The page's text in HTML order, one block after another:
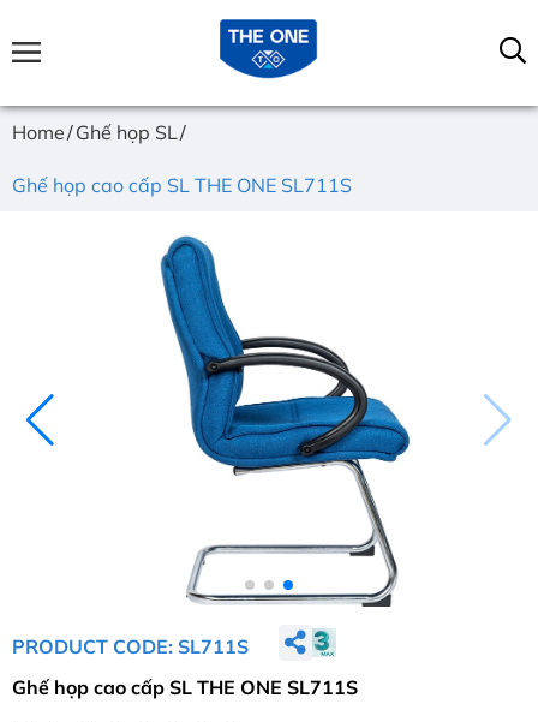
Home Ghế họp SL
Ghế họp cao cấp SL THE ONE SL711S
PRODUCT CODE: SL711S
Ghế họp cao cấp SL THE ONE SL711S